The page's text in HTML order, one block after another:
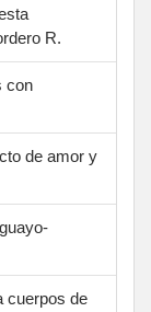
R.
con
de amor y
cuerpos de